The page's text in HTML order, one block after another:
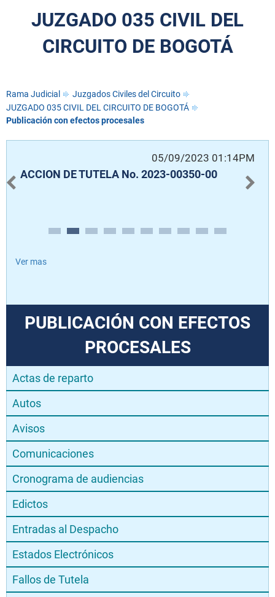
JUZGADO 035 CIVIL DEL
CIRCUITO DE BOGOTÁ
Rama Judicial
Juzgados Civiles del Circuito
JUZGADO 035 CIVIL DEL CIRCUITO DE BOGOTÁ
Publicación con efectos procesales
05/09/2023 01:14PM
ACCION DE TUTELA No. 2023-00350-00
Ver mas
PUBLICACIÓN CON EFECTOS
PROCESALES
Actas de reparto
Autos
Avisos
Comunicaciones
Cronograma de audiencias
Edictos
Entradas al Despacho
Estados Electrónicos
Fallos de Tutela